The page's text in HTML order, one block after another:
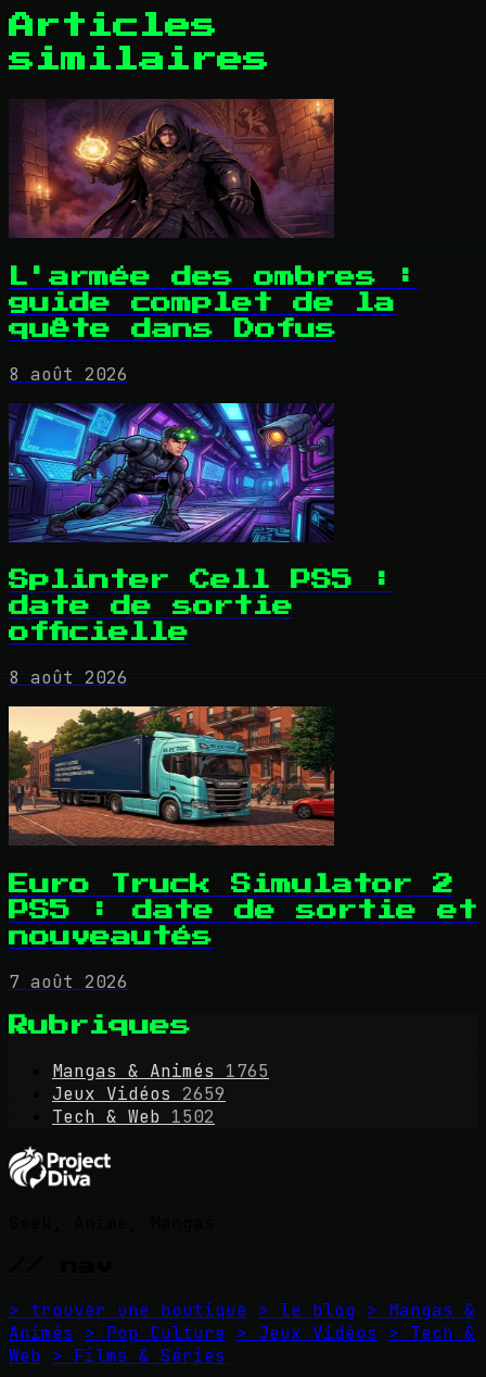
Articles
similaires
L'armée des ombres :
guide complet de la
quête dans Dofus
8 août 2026
Splinter Cell PS5 :
date de sortie
officielle
8 août 2026
Euro Truck Simulator 2
PS5 : date de sortie et
nouveautés
7 août 2026
Rubriques
Mangas & Animés
1765
Jeux Vidéos
2659
Tech & Web 1502
> trouver une boutique > le blog > Mangas &
Animés
> Pop Culture > Jeux Vidéos
> Tech &
Web > Films & Séries